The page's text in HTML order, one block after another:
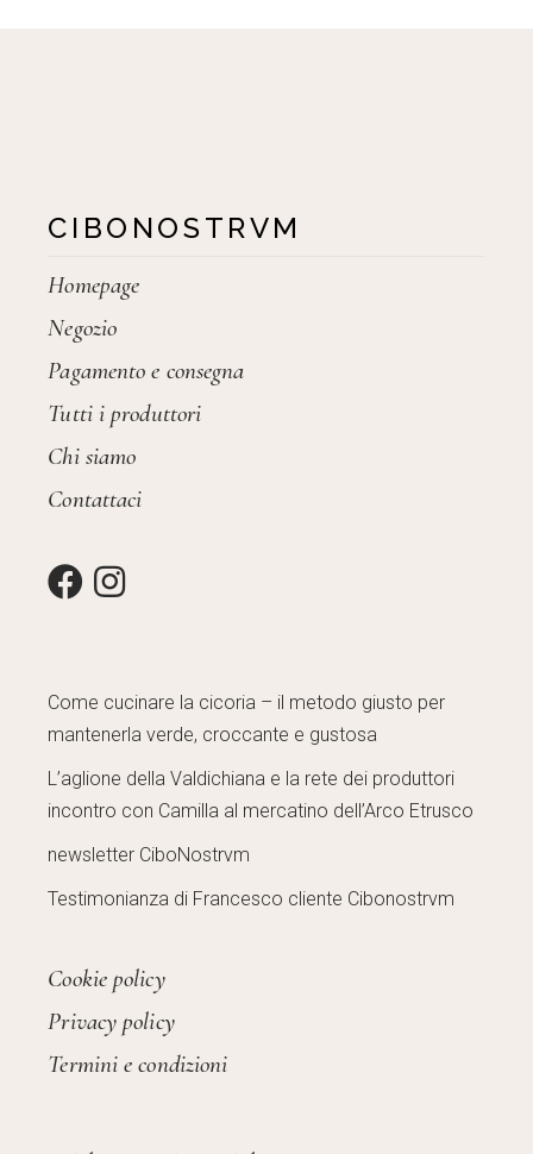
CIBONOSTRVM
Homepage
Negozio
Pagamento e consegna
Tutti i produttori
Chi siamo
Contattaci
Come cucinare la cicoria – il metodo giusto per
mantenerla verde, croccante e gustosa
L’aglione della Valdichiana e la rete dei produttori
incontro con Camilla al mercatino dell’Arco Etrusco
newsletter CiboNostrvm
Testimonianza di Francesco cliente Cibonostrvm
Cookie policy
Privacy policy
Termini e condizioni